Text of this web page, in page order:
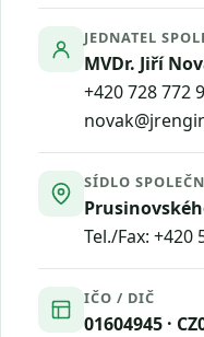
JEDNATEL
MVDr. Jiří
+420 728 772
SÍDLO
Tel./Fax: +420
IČO / DIČ
01604945 ·